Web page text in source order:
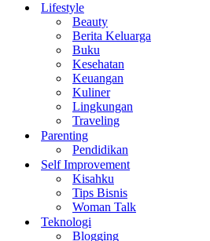
Lifestyle
Beauty
Berita Keluarga
Buku
Kesehatan
Keuangan
Kuliner
Lingkungan
Traveling
Parenting
Pendidikan
Self Improvement
Kisahku
Tips Bisnis
Woman Talk
Teknologi
Blogging